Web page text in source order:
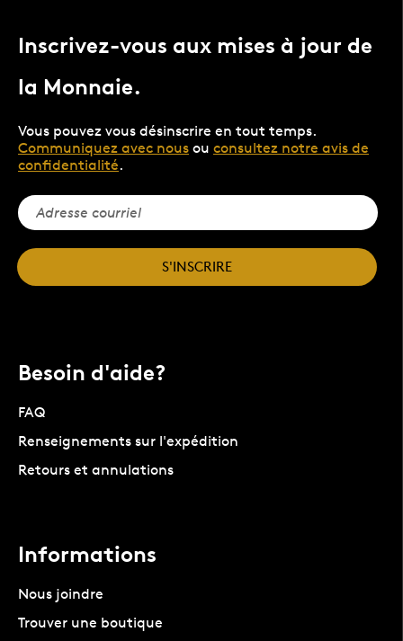
Inscrivez-vous aux mises à jour de
la Monnaie.
Vous pouvez vous désinscrire en tout temps.
Communiquez avec nous ou consultez notre avis de
confidentialité.
S'INSCRIRE
Besoin d'aide?
FAQ
Renseignements sur l'expédition
Retours et annulations
Informations
Nous joindre
Trouver une boutique